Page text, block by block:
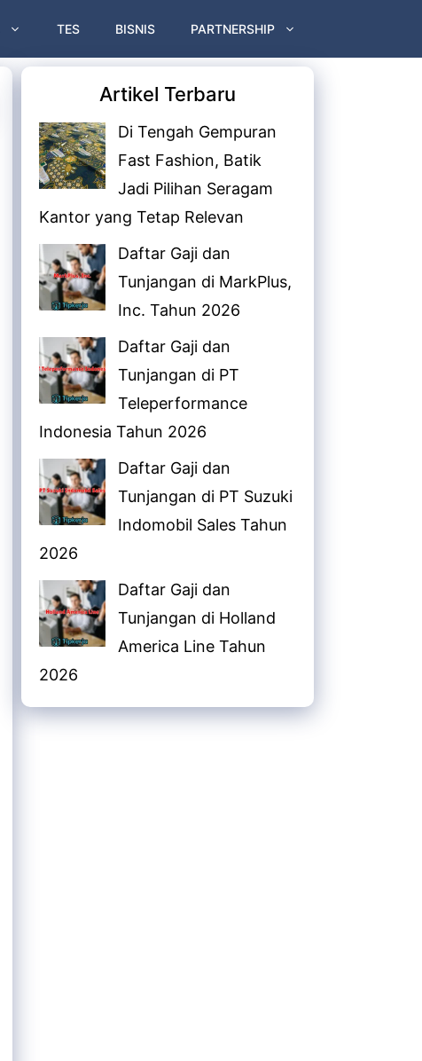
TES BISNIS PARTNERSHIP
Artikel Terbaru
Di Tengah Gempuran
Fast Fashion, Batik
Jadi Pilihan Seragam
Kantor yang Tetap Relevan
Daftar Gaji dan
Tunjangan di MarkPlus,
Inc. Tahun 2026
Daftar Gaji dan
Tunjangan di PT
Teleperformance
Indonesia Tahun 2026
Daftar Gaji dan
Tunjangan di PT Suzuki
Indomobil Sales Tahun
2026
Daftar Gaji dan
Tunjangan di Holland
America Line Tahun
2026